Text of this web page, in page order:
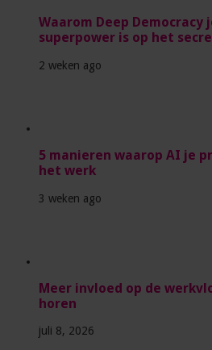
Waarom Deep Democracy
superpower is op het
2 weken ago
5 manieren waarop AI je
het werk
3 weken ago
Meer invloed op de
horen
juli 8, 2026